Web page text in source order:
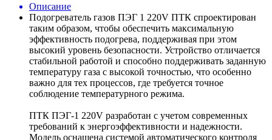
Описание
Подогреватель газов ПЭГ 1 220V ПТК спроектирован
таким образом, чтобы обеспечить максимальную
эффективность подогрева, поддерживая при этом
высокий уровень безопасности. Устройство отличается
стабильной работой и способно поддерживать заданную
температуру газа с высокой точностью, что особенно
важно для тех процессов, где требуется точное
соблюдение температурного режима.
ПТК ПЭГ-1 220V разработан с учетом современных
требований к энергоэффективности и надежности.
Модель оснащена системой автоматического контроля